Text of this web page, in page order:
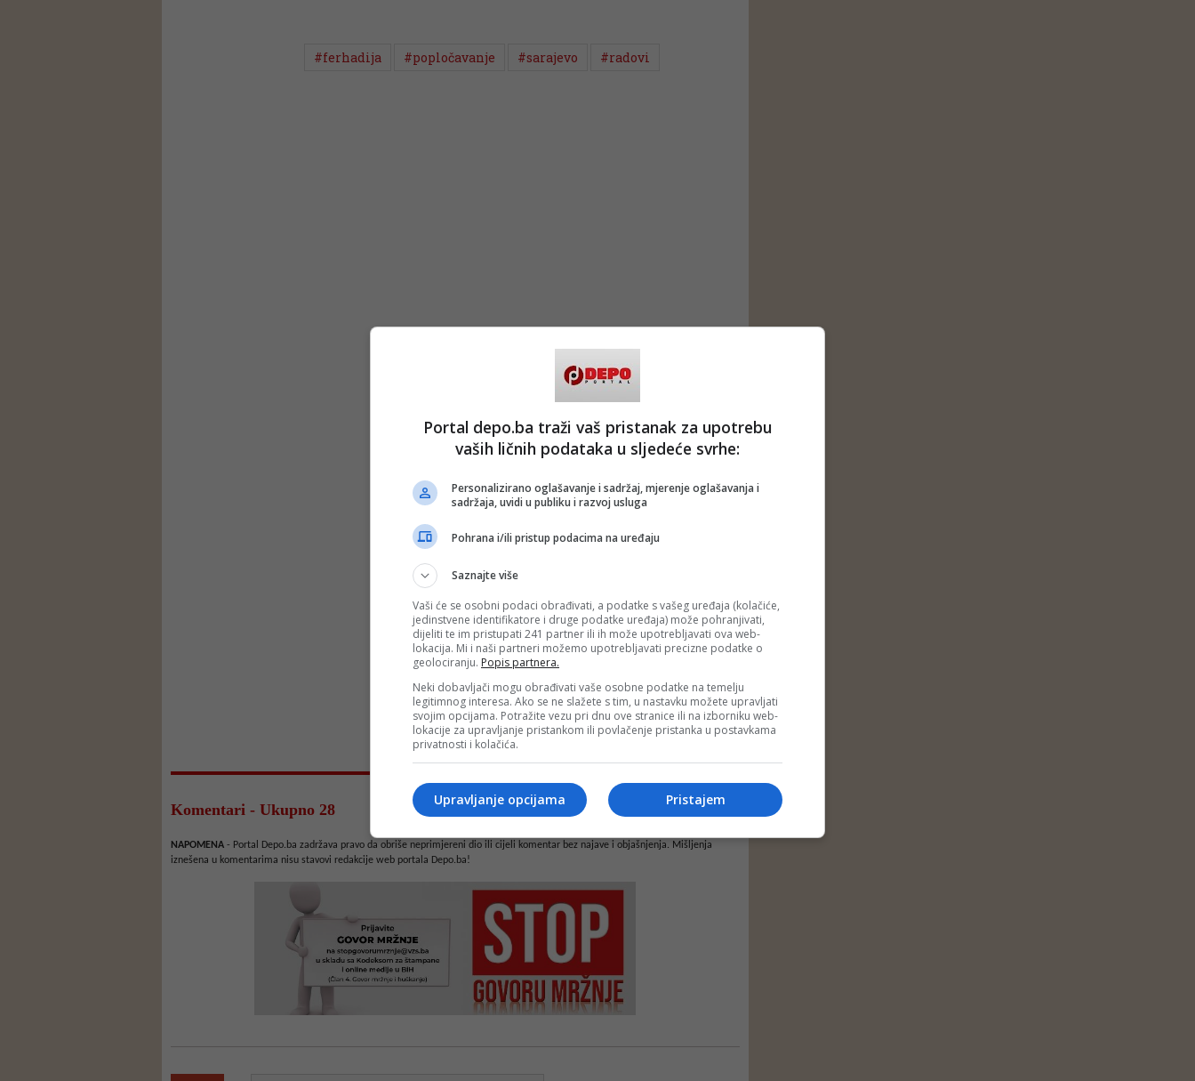
#ferhadija #popločavanje #sarajevo #radovi
Komentari - Ukupno 28
NAPOMENA - Portal Depo.ba zadržava pravo da obriše neprimjereni dio ili cijeli komentar bez najave i objašnjenja. Mišljenja
iznešena u komentarima nisu stavovi redakcije web portala Depo.ba!
Portal depo.ba traži vaš pristanak za upotrebu
vaših ličnih podataka u sljedeće svrhe:
Personalizirano oglašavanje i sadržaj, mjerenje oglašavanja i
sadržaja, uvidi u publiku i razvoj usluga
Pohrana i/ili pristup podacima na uređaju
Saznajte više
Vaši će se osobni podaci obrađivati, a podatke s vašeg uređaja (kolačiće,
jedinstvene identifikatore i druge podatke uređaja) može pohranjivati,
dijeliti te im pristupati 241 partner ili ih može upotrebljavati ova web-
lokacija. Mi i naši partneri možemo upotrebljavati precizne podatke o
geolociranju. Popis partnera.
Neki dobavljači mogu obrađivati vaše osobne podatke na temelju
legitimnog interesa. Ako se ne slažete s tim, u nastavku možete upravljati
svojim opcijama. Potražite vezu pri dnu ove stranice ili na izborniku web-
lokacije za upravljanje pristankom ili povlačenje pristanka u postavkama
privatnosti i kolačića.
Pristajem
Upravljanje opcijama